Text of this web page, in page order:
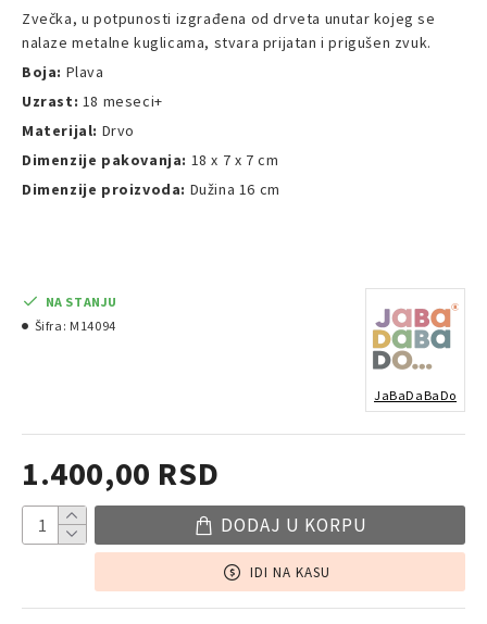
Zvečka, u potpunosti izgrađena od drveta unutar kojeg se
nalaze metalne kuglicama, stvara prijatan i prigušen zvuk.
Boja: Plava
Uzrast: 18 meseci+
Materijal: Drvo
Dimenzije pakovanja: 18 x 7 x 7 cm
Dimenzije proizvoda: Dužina 16 cm
1.400,00 RSD
NA STANJU
Šifra: M14094
JaBaDaBaDo
DODAJ U KORPU
IDI NA KASU